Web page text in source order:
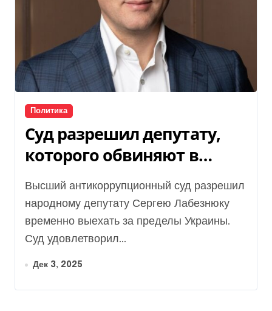
Политика
Суд разрешил депутату,
которого обвиняют в
коррупции, выехать за
границу
Высший антикоррупционный суд разрешил
народному депутату Сергею Лабезнюку
временно выехать за пределы Украины.
Суд удовлетворил...
Дек 3, 2025